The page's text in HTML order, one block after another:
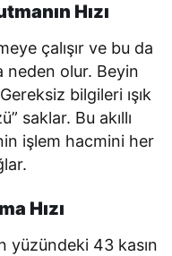
Hızı
çalışır ve bu da
neden olur. Beyin
bilgileri ışık
saklar. Bu akıllı
işlem hacmini her
Hızı
yüzündeki 43 kasın